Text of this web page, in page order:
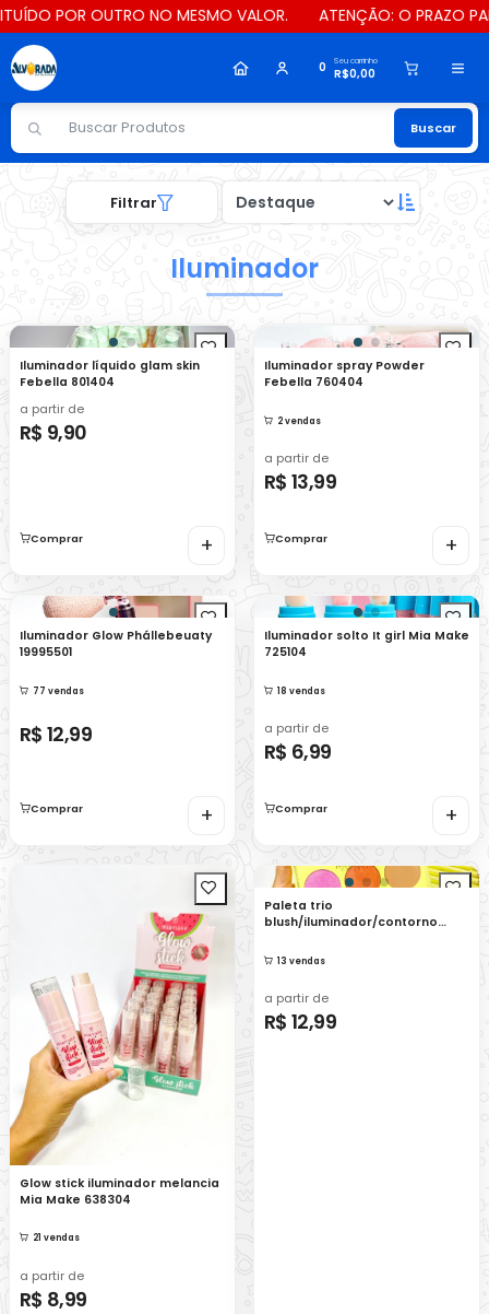
OUTRO NO MESMO VALOR. ATENÇÃO: O PRAZO PARA ENVIO
0 Seu carrinho
R$0,00
Buscar
Filtrar
Iluminador
Iluminador líquido glam skin
Febella 801404
a partir de
R$ 9,90
Comprar +
Iluminador spray Powder
Febella 760404
2 vendas
a partir de
R$ 13,99
Comprar +
Iluminador Glow Phállebeuaty
19995501
77 vendas
R$ 12,99
Comprar +
Iluminador solto It girl Mia Make
725104
18 vendas
a partir de
R$ 6,99
Comprar +
Glow stick iluminador melancia
Mia Make 638304
21 vendas
a partir de
R$ 8,99
Paleta trio
blush/iluminador/contorno
13 vendas
a partir de
R$ 12,99